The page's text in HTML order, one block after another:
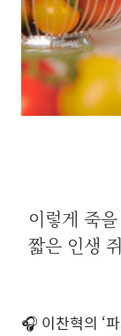
이렇게 죽
짧은 인생
🎧 이찬혁의 ‘